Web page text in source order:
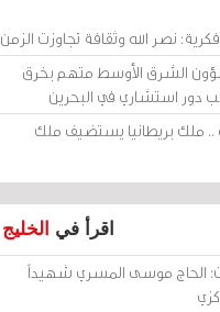
نصر الله وثقافة تجاوزت الزمن
الشرق الأوسط متهم بخرق
دور استشاري في البحرين
.. ملك بريطانيا يستضيف ملك
اقرأ في الخليج
الحاج موسى المسري شهيداً